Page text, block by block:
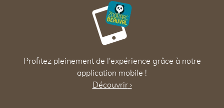
Profitez pleinement de l'expérience grâce à notre
application mobile !
Découvrir›